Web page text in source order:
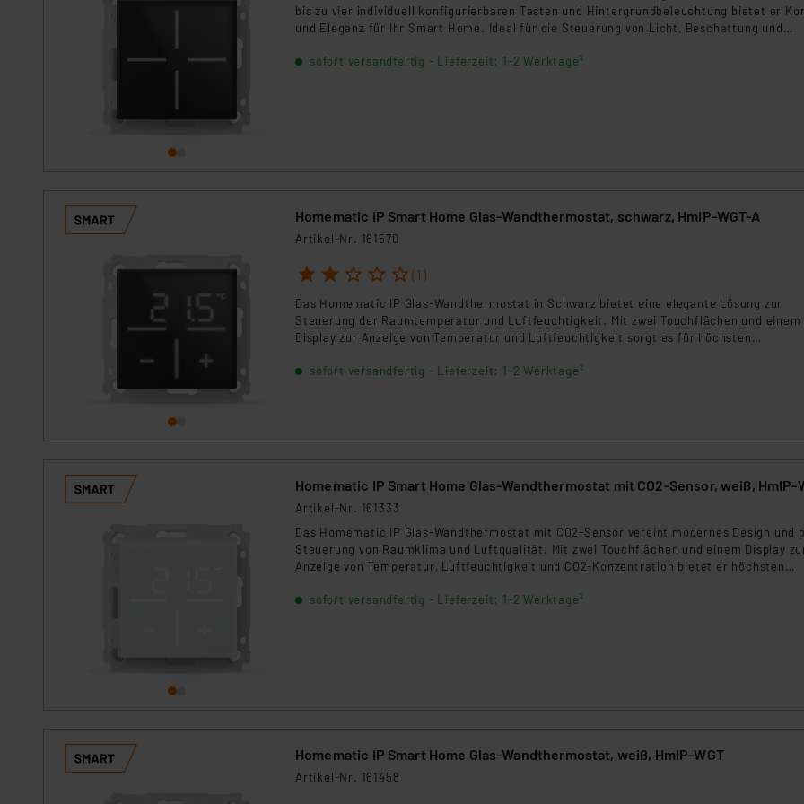
Für die USA besteht kein Angemessenheitsbeschluss der EU. Dies bedeutet, dass die USA
Datenschutz nach EU-Standards eingestuft wird. So besteht etwa das Risiko, dass US-
Daten in Überwachungsprogrammen verarbeiten, ohne dass hiergegen Klagemöglichkeiten
Unsere Kooperation mit diesen Dienstleistern stützt sich auf die
Daten, verbundenen Risiken.“
bis zu vier individuell konfigurierbaren Tasten und Hintergrundbeleuchtung bietet er
und Eleganz für Ihr Smart Home. Ideal für die Steuerung von Licht, Beschattung und
intuitive Steuerung für Ihr Smart Home. Mit bis zu vier konfigurierbaren Touchflächen
sofort versandfertig - Lieferzeit: 1-2 Werktage²
Homematic IP Smart Home Glas-Wandthermostat, schwarz, HmIP-WGT-A
Artikel-Nr. 161570
1 2 3 4 5 (1)
Das Homematic IP Glas-Wandthermostat in Schwarz bietet eine elegante Lösung zur
Steuerung der Raumtemperatur und Luftfeuchtigkeit. Mit zwei Touchflächen und einem
Display zur Anzeige von Temperatur und Luftfeuchtigkeit sorgt es für höchsten
Ideal für die Nachrüstung in bestehende Systeme.
sofort versandfertig - Lieferzeit: 1-2 Werktage²
Homematic IP Smart Home Glas-Wandthermostat mit CO2-Sensor, weiß, HmIP-
Artikel-Nr. 161333
Das Homematic IP Glas-Wandthermostat mit CO2-Sensor vereint modernes Design und
Steuerung von Raumklima und Luftqualität. Mit zwei Touchflächen und einem Display
Anzeige von Temperatur, Luftfeuchtigkeit und CO2-Konzentration bietet er höchsten
zu erhalten. Die Quick Action-Funktion ermöglicht eine schnelle Bedienung durch
sofort versandfertig - Lieferzeit: 1-2 Werktage²
Homematic IP Smart Home Glas-Wandthermostat, weiß, HmIP-WGT
Artikel-Nr. 161458